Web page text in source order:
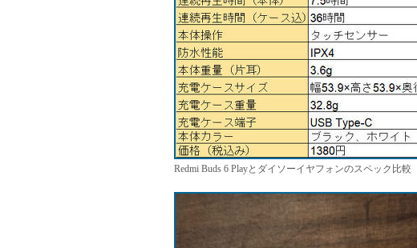
Redmi Buds 6 Playとダイソーイヤフォンのスペック比較